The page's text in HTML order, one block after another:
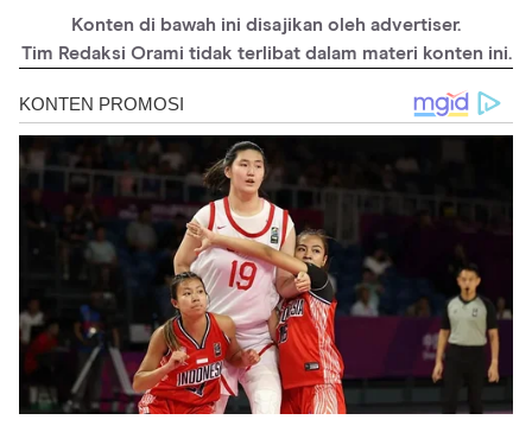
Konten di bawah ini disajikan oleh advertiser.
Tim Redaksi Orami tidak terlibat dalam materi konten ini.